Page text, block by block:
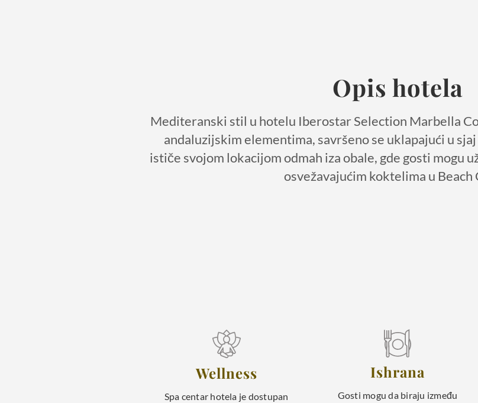
Opis hotela
Mediteranski stil u hotelu Iberostar Selection Marbella
andaluzijskim elementima, savršeno se uklapajući u
ističe svojom lokacijom odmah iza obale, gde gosti mogu
osvežavajućim koktelima u Beach
Wellness
Spa centar hotela je dostupan
Ishrana
Gosti mogu da biraju između